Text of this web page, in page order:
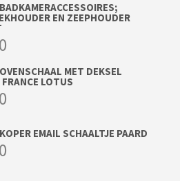
EN ZEEPHOUDER
MET DEKSEL
LOTUS
EMAIL SCHAALTJE PAARD